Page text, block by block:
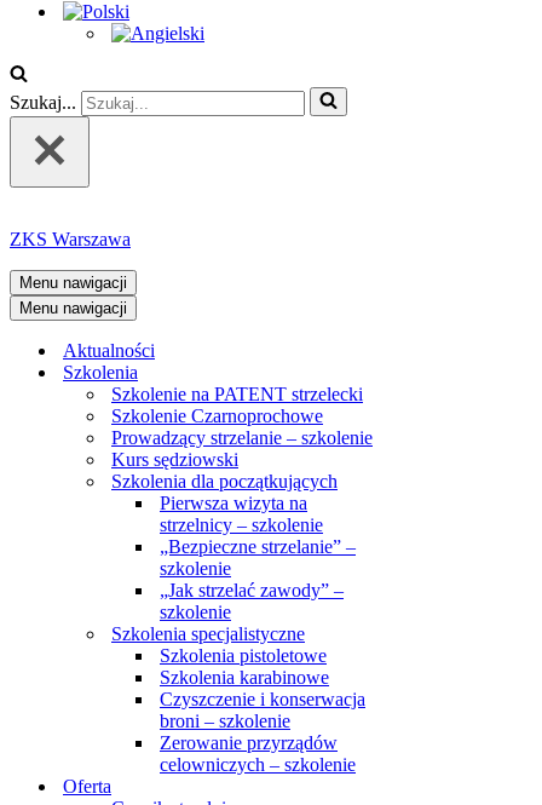
Szukaj...
ZKS Warszawa
Menu nawigacji
Menu nawigacji
Aktualności
Szkolenia
Szkolenie na PATENT strzelecki
Szkolenie Czarnoprochowe
Prowadzący strzelanie – szkolenie
Kurs sędziowski
Szkolenia dla początkujących
Pierwsza wizyta na
strzelnicy – szkolenie
„Bezpieczne strzelanie” –
szkolenie
„Jak strzelać zawody” –
szkolenie
Szkolenia specjalistyczne
Szkolenia pistoletowe
Szkolenia karabinowe
Czyszczenie i konserwacja
broni – szkolenie
Zerowanie przyrządów
celowniczych – szkolenie
Oferta